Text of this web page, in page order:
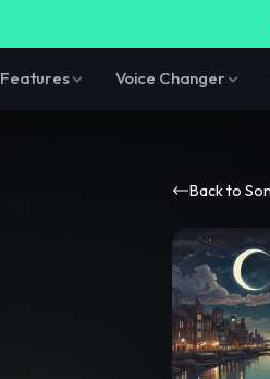
Features Voice Changer
Back to